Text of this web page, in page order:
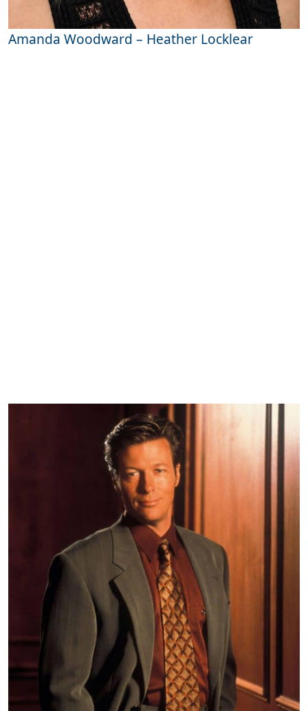
Amanda Woodward – Heather Locklear